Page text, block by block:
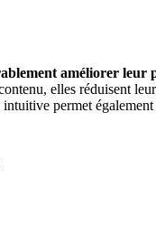
améliorer leur
elles réduisent
permet